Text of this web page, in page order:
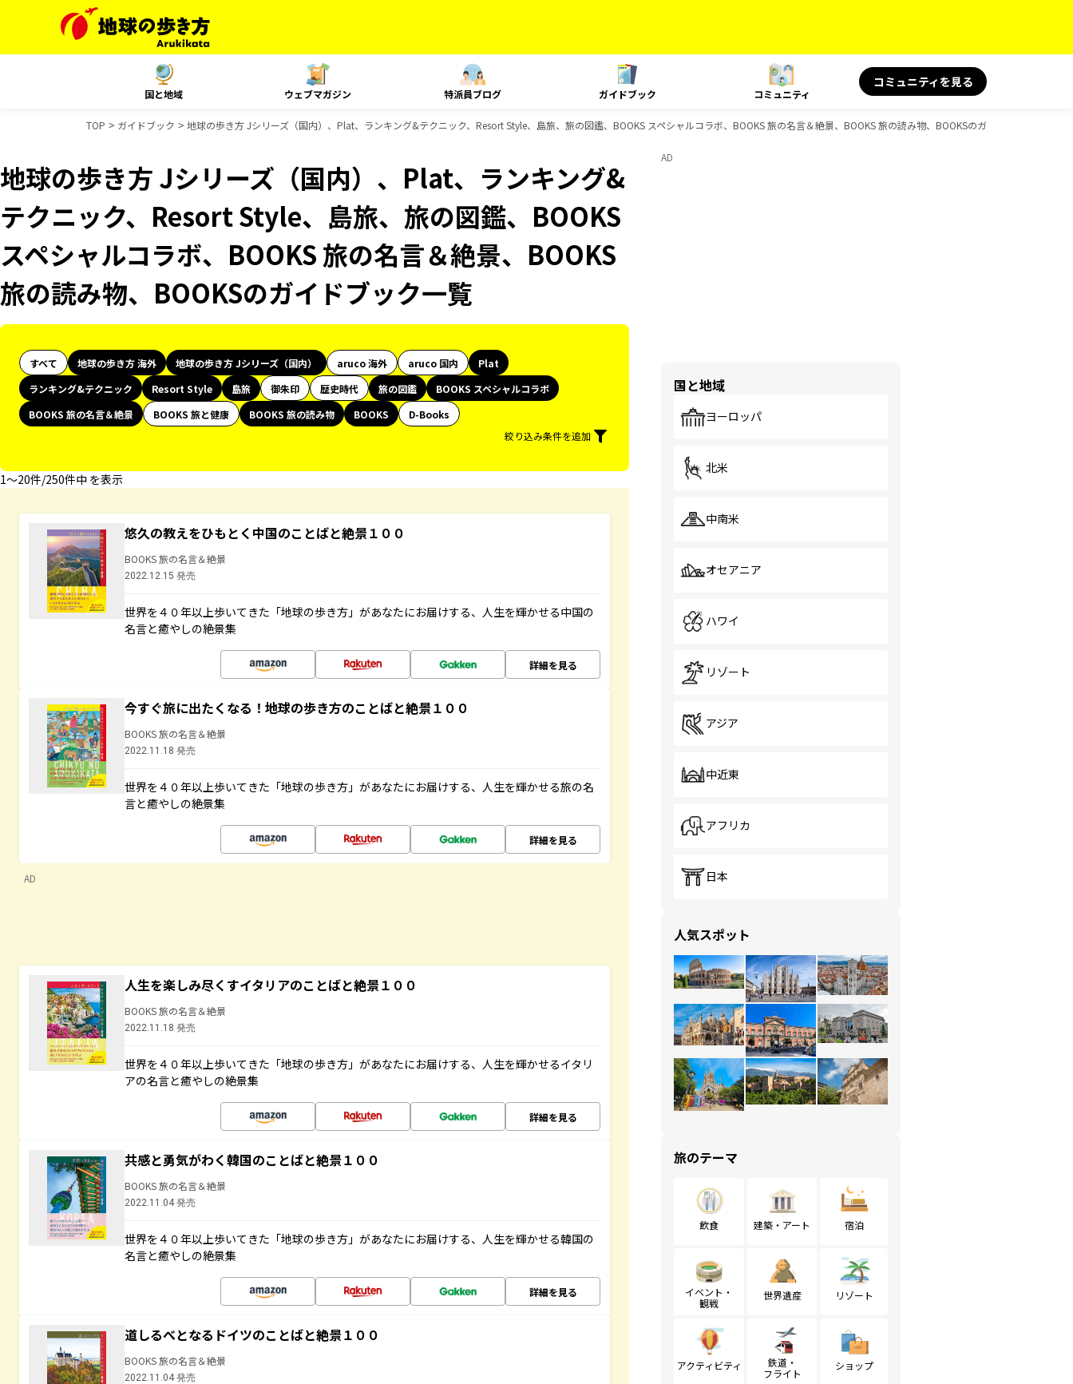
国と地域 ウェブマガジン 特派員ブログ ガイドブック コミュニティ
コミュニティを見る
TOP ガイドブック 地球の歩き方 Jシリーズ（国内）、Plat、ランキング&テクニック、Resort Style、島旅、旅の図鑑、BOOKS スペシャルコラボ、BOOKS 旅の名言＆絶景、BOOKS 旅の読み物、BOOKSのガイドブック一覧
地球の歩き方 Jシリーズ（国内）、Plat、ランキング&
テクニック、Resort Style、島旅、旅の図鑑、BOOKS
スペシャルコラボ、BOOKS 旅の名言＆絶景、BOOKS
旅の読み物、BOOKSのガイドブック一覧
すべて 地球の歩き方 海外 地球の歩き方 Jシリーズ（国内） aruco 海外 aruco 国内
Plat
ランキング&テクニック
Resort Style 島旅 御朱印 歴史時代 旅の図鑑
BOOKS スペシャルコラボ
BOOKS 旅の名言＆絶景
BOOKS 旅と健康 BOOKS 旅の読み物 BOOKS
D-Books
絞り込み条件を追加
1〜20件/250件中 を表示
悠久の教えをひもとく中国のことばと絶景１００
BOOKS 旅の名言＆絶景
2022.12.15 発売
世界を４０年以上歩いてきた「地球の歩き方」があなたにお届けする、人生を輝かせる中国の
名言と癒やしの絶景集
詳細を見る
今すぐ旅に出たくなる！地球の歩き方のことばと絶景１００
BOOKS 旅の名言＆絶景
2022.11.18 発売
世界を４０年以上歩いてきた「地球の歩き方」があなたにお届けする、人生を輝かせる旅の名
言と癒やしの絶景集
詳細を見る
AD
人生を楽しみ尽くすイタリアのことばと絶景１００
BOOKS 旅の名言＆絶景
2022.11.18 発売
世界を４０年以上歩いてきた「地球の歩き方」があなたにお届けする、人生を輝かせるイタリ
アの名言と癒やしの絶景集
詳細を見る
共感と勇気がわく韓国のことばと絶景１００
BOOKS 旅の名言＆絶景
2022.11.04 発売
世界を４０年以上歩いてきた「地球の歩き方」があなたにお届けする、人生を輝かせる韓国の
名言と癒やしの絶景集
詳細を見る
道しるべとなるドイツのことばと絶景１００
BOOKS 旅の名言＆絶景
2022.11.04 発売
AD
国と地域
ヨーロッパ
北米
中南米
オセアニア
ハワイ
リゾート
アジア
中近東
アフリカ
日本
人気スポット
旅のテーマ
飲食 建築・アート 宿泊
イベント・
観戦
世界遺産 リゾート
アクティビティ
鉄道・
フライト
ショップ